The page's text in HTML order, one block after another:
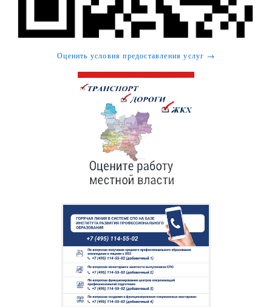
Оценить условия предоставления услуг →